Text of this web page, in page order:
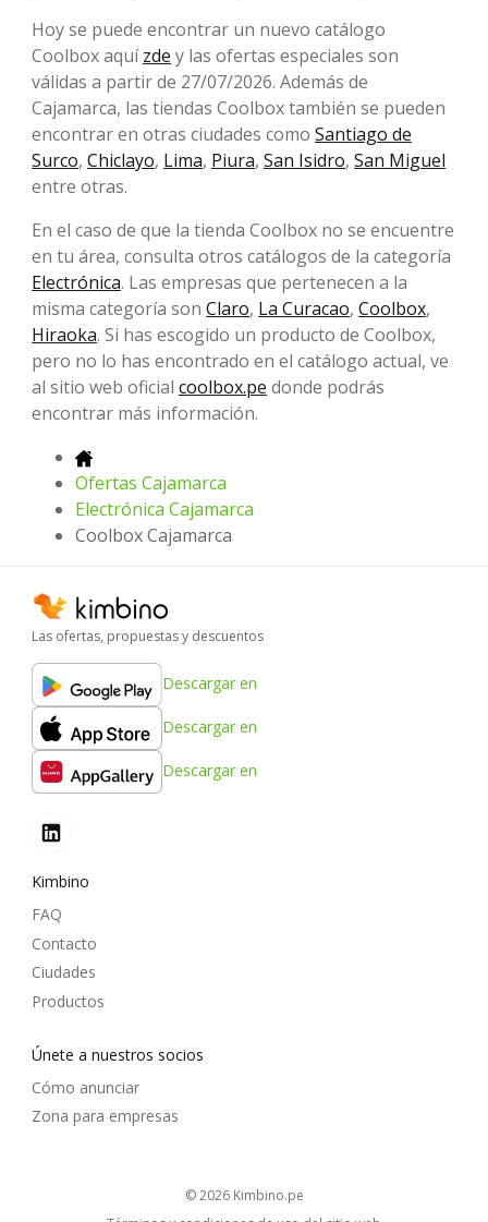
Hoy se puede encontrar un nuevo catálogo
Coolbox aquízde y las ofertas especiales son
válidas a partir de 27/07/2026. Además de
Cajamarca, las tiendas Coolbox también se pueden
encontrar en otras ciudades como Santiago de
Surco, Chiclayo, Lima, Piura, San Isidro, San Miguel
entre otras.
En el caso de que la tienda Coolbox no se encuentre
en tu área, consulta otros catálogos de la categoría
Electrónica. Las empresas que pertenecen a la
misma categoría son Claro, La Curacao, Coolbox,
Hiraoka. Si has escogido un producto de Coolbox,
pero no lo has encontrado en el catálogo actual, ve
al sitio web oficial coolbox.pe donde podrás
encontrar más información.
Ofertas Cajamarca
Electrónica Cajamarca
Coolbox Cajamarca
Las ofertas, propuestas y descuentos
Descargar en
Descargar en
Descargar en
Kimbino
FAQ
Contacto
Ciudades
Productos
Únete a nuestros socios
Cómo anunciar
Zona para empresas
© 2026 kimbino.pe